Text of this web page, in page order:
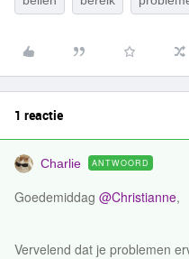
1 reactie
Charlie ANTWOORD
Goedemiddag @Christianne,
Vervelend dat je problemen